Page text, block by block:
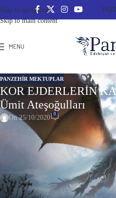
Skip to navigation
Skip to main content
MENU
PANZEHIR MEKTUPLAR
KOR EJDERLERİN
Ümit Ateşoğulları
On 25/10/2020 0
KOR EJDERLERİN KANAT ÇIRPTIĞI
Mahallemizin mümtaz bir ‘delisi’ var.
Gerçek adı bilinmez, kendisi de
yaptığı gibi ellerini ardında bağlayıp
defterlerine bir şeyler yazarken görürüz
Büyük bir kıskançlıkla da gizler